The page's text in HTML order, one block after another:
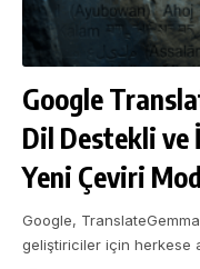
Google
Dil Destekli ve
Yeni Çeviri
Google,
geliştiriciler için herkese